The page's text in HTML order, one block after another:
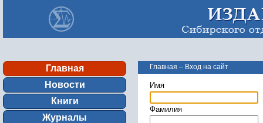
Главная
Новости
Книги
Журналы
Главная – Вход на сайт
Имя
Фамилия